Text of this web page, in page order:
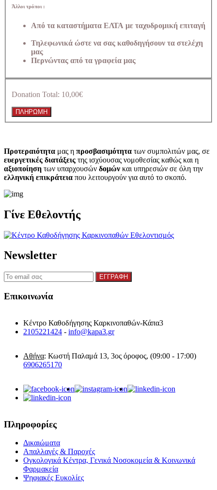
Άλλοι τρόποι :
Από τα καταστήματα ΕΛΤΑ με ταχυδρομική επιταγή
Τηλεφωνικά ώστε να σας καθοδηγήσουν τα στελέχη
μας
Περνώντας από τα γραφεία μας
Donation Total: 10,00€
Προτεραιότητα μας η προσβασιμότητα των συμπολιτών μας, σε
ευεργετικές διατάξεις της ισχύουσας νομοθεσίας καθώς και η
αξιοποίηση των υπαρχουσών δομών και υπηρεσιών σε όλη την
ελληνική επικράτεια που λειτουργούν για αυτό το σκοπό.​
Γίνε Εθελοντής
Newsletter
Επικοινωνία
Κέντρο Καθοδήγησης Καρκινοπαθών-Κάπα3
2105221424 - info@kapa3.gr
Αθήνα: Κωστή Παλαμά 13, 3ος όροφος, (09:00 - 17:00)
6906265170
Πληροφορίες
Δικαιώματα
Απαλλαγές & Παροχές
Ογκολογικά Κέντρα, Γενικά Νοσοκομεία & Κοινωνικά
Φαρμακεία
Ψηφιακές Ευκολίες